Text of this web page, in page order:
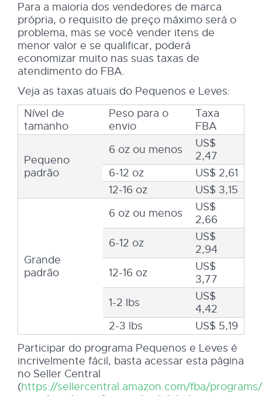
Para a maioria dos vendedores de marca
própria, o requisito de preço máximo será o
problema, mas se você vender itens de
menor valor e se qualificar, poderá
economizar muito nas suas taxas de
atendimento do FBA.
Veja as taxas atuais do Pequenos e Leves:
Nível de
tamanho
Peso para o
envio
Taxa
FBA
Pequeno
padrão
6 oz ou menos
US$
2,47
6-12 oz
US$ 2,61
12-16 oz
US$ 3,15
Grande
padrão
6 oz ou menos
US$
2,66
6-12 oz
US$
2,94
12-16 oz
US$
3,77
1-2 lbs
US$
4,42
2-3 lbs
US$ 5,19
Participar do programa Pequenos e Leves é
incrivelmente fácil, basta acessar esta página
no Seller Central
(https://sellercentral.amazon.com/fba/